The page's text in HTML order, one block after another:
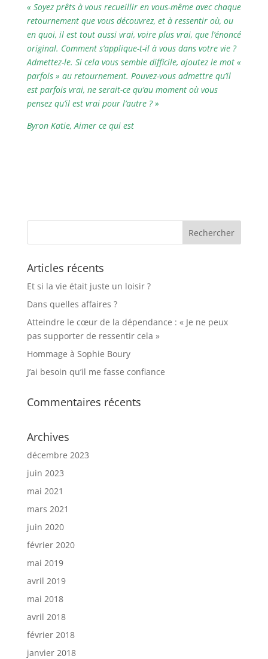
« Soyez prêts à vous recueillir en vous-même avec chaque
retournement que vous découvrez, et à ressentir où, ou
en quoi, il est tout aussi vrai, voire plus vrai, que l’énoncé
original. Comment s’applique-t-il à vous dans votre vie ?
Admettez-le. Si cela vous semble difficile, ajoutez le mot «
parfois » au retournement. Pouvez-vous admettre qu’il
est parfois vrai, ne serait-ce qu’au moment où vous
pensez qu’il est vrai pour l’autre ? »
Byron Katie, Aimer ce qui est
Articles récents
Et si la vie était juste un loisir ?
Dans quelles affaires ?
Atteindre le cœur de la dépendance : « Je ne peux
pas supporter de ressentir cela »
Hommage à Sophie Boury
J’ai besoin qu’il me fasse confiance
Commentaires récents
Archives
décembre 2023
juin 2023
mai 2021
mars 2021
juin 2020
février 2020
mai 2019
avril 2019
mai 2018
avril 2018
février 2018
janvier 2018